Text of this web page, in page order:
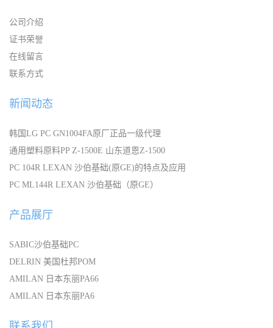
公司介绍
证书荣誉
在线留言
联系方式
新闻动态
韩国LG PC GN1004FA原厂正品一级代理
通用塑料原料PP Z-1500E 山东道恩Z-1500
PC 104R LEXAN 沙伯基础(原GE)的特点及应用
PC ML144R LEXAN 沙伯基础（原GE）
产品展厅
SABIC沙伯基础PC
DELRIN 美国杜邦POM
AMILAN 日本东丽PA66
AMILAN 日本东丽PA6